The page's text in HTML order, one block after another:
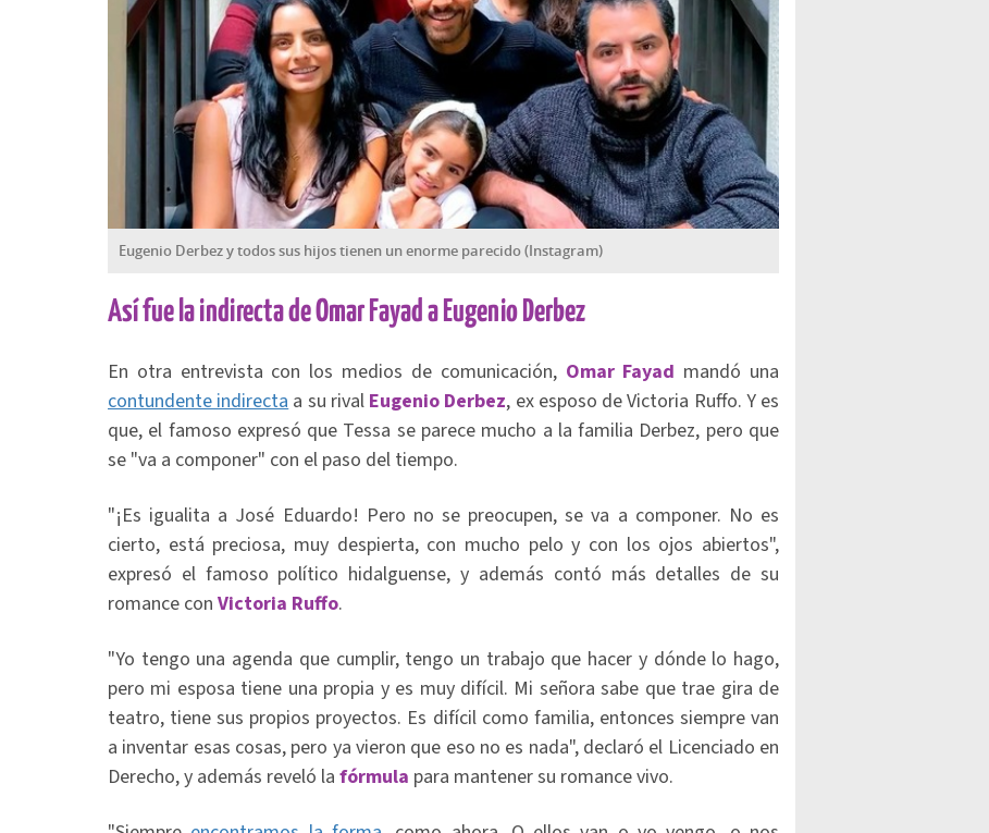
Eugenio Derbez y todos sus hijos tienen un enorme parecido (Instagram)
Así fue la indirecta de Omar Fayad a Eugenio Derbez
En otra entrevista con los medios de comunicación, Omar Fayad mandó una
contundente indirectaa su rivalEugenio Derbez, ex esposo de Victoria Ruffo. Y es
que, el famoso expresó que Tessa se parece mucho a la familia Derbez, pero que
se "va a componer" con el paso del tiempo.
"¡Es igualita a José Eduardo! Pero no se preocupen, se va a componer. No es
cierto, está preciosa, muy despierta, con mucho pelo y con los ojos abiertos",
expresó el famoso político hidalguense, y además contó más detalles de su
romance con Victoria Ruffo.
"Yo tengo una agenda que cumplir, tengo un trabajo que hacer y dónde lo hago,
pero mi esposa tiene una propia y es muy difícil. Mi señora sabe que trae gira de
teatro, tiene sus propios proyectos. Es difícil como familia, entonces siempre van
a inventar esas cosas, pero ya vieron que eso no es nada", declaró el Licenciado en
Derecho, y además reveló la fórmula para mantener su romance vivo.